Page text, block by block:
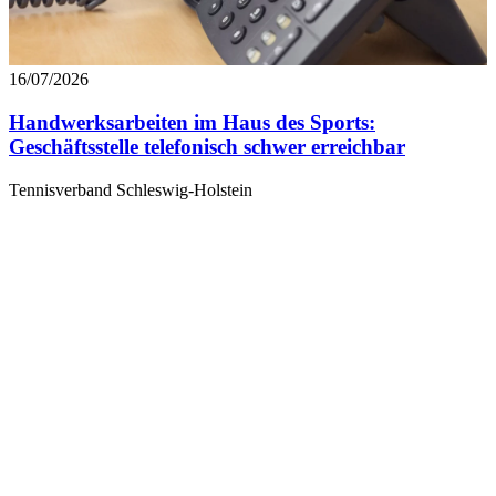
16/07/2026
Handwerksarbeiten im Haus des Sports:
Geschäftsstelle telefonisch schwer erreichbar
Tennisverband Schleswig-Holstein